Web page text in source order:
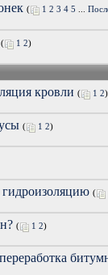
( 1 2 3 4 5
( 1 2)
кровли ( 1 2)
( 1 2)
(
( 1 2)